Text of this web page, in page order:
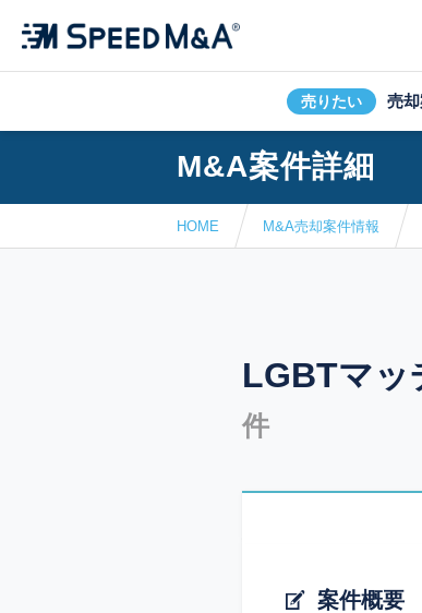
売りたい 売
M&A案件詳細
HOME M&A売却案件情報
LGBTマッ
件
案件概要